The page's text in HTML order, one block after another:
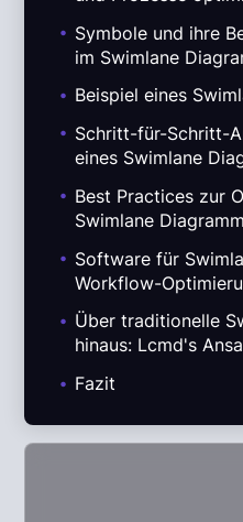
. Symbole und ihre
im Swimlane
. Beispiel eines
. Schritt-für-Schritt-
eines Swimlane
. Best Practices zur
Swimlane
. Software für
Workflow-
. Über traditionelle
hinaus: Lcmd's
. Fazit